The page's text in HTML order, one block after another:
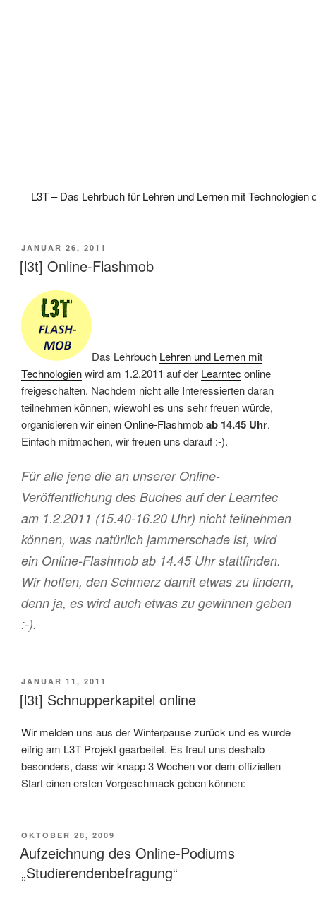
L3T – Das Lehrbuch für Lehren und Lernen mit Technologien
VERÖFFENTLICHT
AM
JANUAR 26, 2011
[l3t] Online-Flashmob
Das Lehrbuch Lehren und Lernen mit
Technologienwird am 1.2.2011 auf der Learntec online
freigeschalten. Nachdem nicht alle Interessierten daran
teilnehmen können, wiewohl es uns sehr freuen würde,
organisieren wir einenOnline-Flashmobab 14.45 Uhr.
Einfach mitmachen, wir freuen uns darauf :-).
Für alle jene die an unserer Online-
Veröffentlichung des Buches auf der Learntec
am 1.2.2011 (15.40-16.20 Uhr) nicht teilnehmen
können, was natürlich jammerschade ist, wird
ein Online-Flashmob ab 14.45 Uhr stattfinden.
Wir hoffen, den Schmerz damit etwas zu lindern,
denn ja, es wird auch etwas zu gewinnen geben
:-).
VERÖFFENTLICHT
AM
JANUAR 11, 2011
[l3t] Schnupperkapitel online
Wir melden uns aus der Winterpause zurück und es wurde
eifrig am L3T Projektgearbeitet. Es freut uns deshalb
besonders, dass wir knapp 3 Wochen vor dem offiziellen
Start einen ersten Vorgeschmack geben können:
VERÖFFENTLICHT
AM
OKTOBER 28, 2009
Aufzeichnung des Online-Podiums
„Studierendenbefragung“